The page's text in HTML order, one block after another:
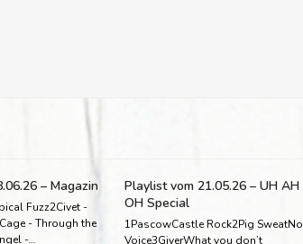
– Magazin
Fuzz2Civet -
- Through the
-…
Playlist vom 21.05.26 – UH AH
OH Special
1PascowCastle Rock2Pig SweatNo
Voice3GiverWhat you don’t